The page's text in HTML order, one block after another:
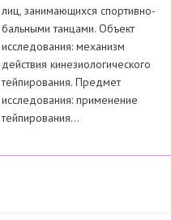
лиц, занимающихся спортивно-
бальными танцами. Объект
исследования: механизм
действия кинезиологического
тейпирования. Предмет
исследования: применение
тейпирования…